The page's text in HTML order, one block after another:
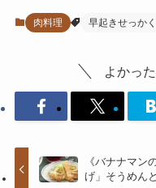
肉料理 早起きせっか
よかっ
《バナナマン
げ」そうめん